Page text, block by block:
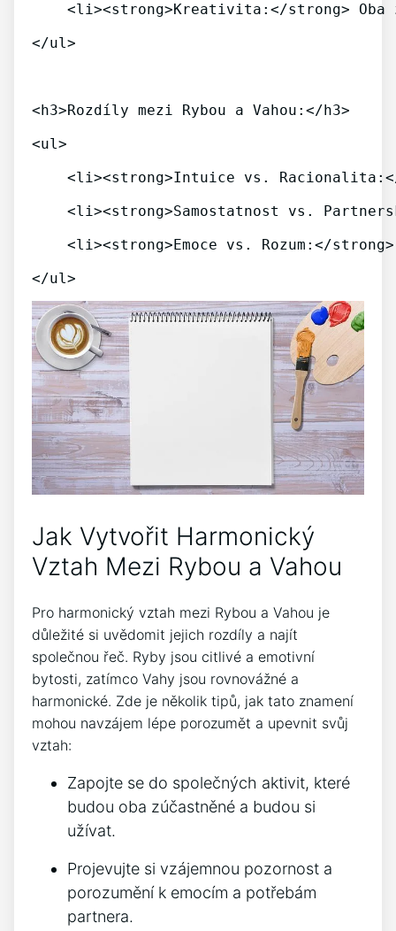
<li><strong>Kreativita:</strong>
</ul>
<h3>Rozdíly mezi Rybou a Vahou:</h3>
<ul>
<li><strong>Intuice vs.
<li><strong>Samostatnost vs.
<li><strong>Emoce vs. Rozum:</
</ul>
Jak Vytvořit Harmonický
Vztah Mezi Rybou a Vahou
Pro harmonický vztah mezi Rybou a Vahou je
důležité si uvědomit jejich rozdíly a najít
společnou řeč. Ryby jsou citlivé a emotivní
bytosti, zatímco Vahy jsou rovnovážné a
harmonické. Zde je několik tipů, jak tato znamení
mohou navzájem lépe porozumět a upevnit svůj
vztah:
Zapojte se do společných aktivit, které
budou oba zúčastněné a budou si
užívat.
Projevujte si vzájemnou pozornost a
porozumění k emocím a potřebám
partnera.